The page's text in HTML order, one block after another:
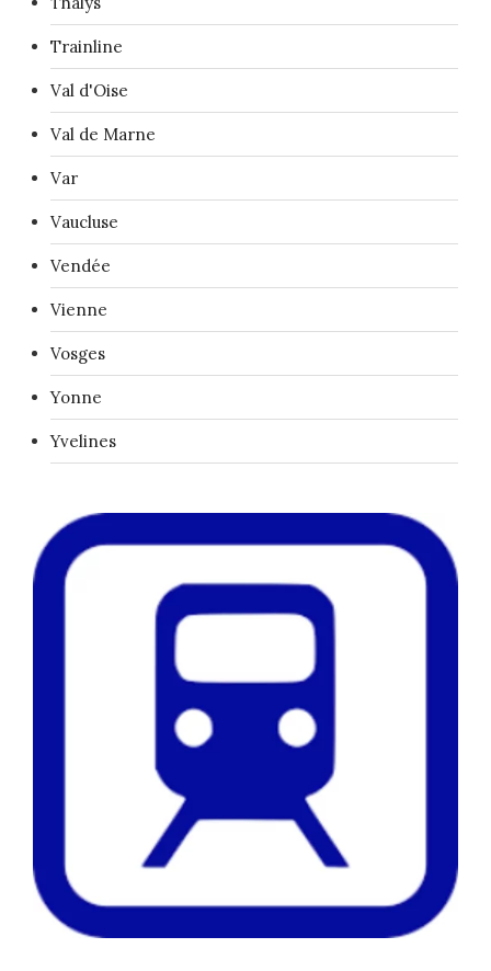
Trainline
Val d'Oise
Val de Marne
Var
Vaucluse
Vendée
Vienne
Vosges
Yonne
Yvelines